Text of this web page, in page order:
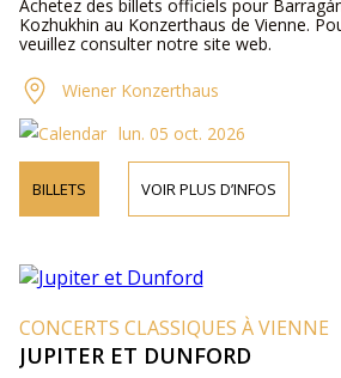
Achetez des billets officiels pour
Kozhukhin au Konzerthaus de Vienne.
veuillez consulter notre site web.
Wiener Konzerthaus
lun. 05 oct. 2026
BILLETS VOIR PLUS D’INFOS
CONCERTS CLASSIQUES À VIENNE
JUPITER ET DUNFORD